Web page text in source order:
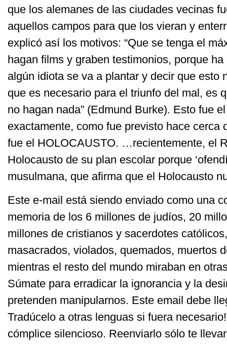
que los alemanes de las ciudades vecinas
aquellos campos para que los vieran y
explicó así los motivos: “Que se tenga el
hagan films y graben testimonios, porque
algún idiota se va a plantar y decir que esto
que es necesario para el triunfo del mal, es
no hagan nada” (Edmund Burke). Esto fue
exactamente, como fue previsto hace cerca
fue el HOLOCAUSTO. …recientemente, el
Holocausto de su plan escolar porque
musulmana, que afirma que el Holocausto
Este e-mail está siendo enviado como una
memoria de los 6 millones de judíos, 20
millones de cristianos y sacerdotes
masacrados, violados, quemados, muertos
mientras el resto del mundo miraban en
Súmate para erradicar la ignorancia y la
pretenden manipularnos. Este email debe
Tradúcelo a otras lenguas si fuera
cómplice silencioso. Reenviarlo sólo te